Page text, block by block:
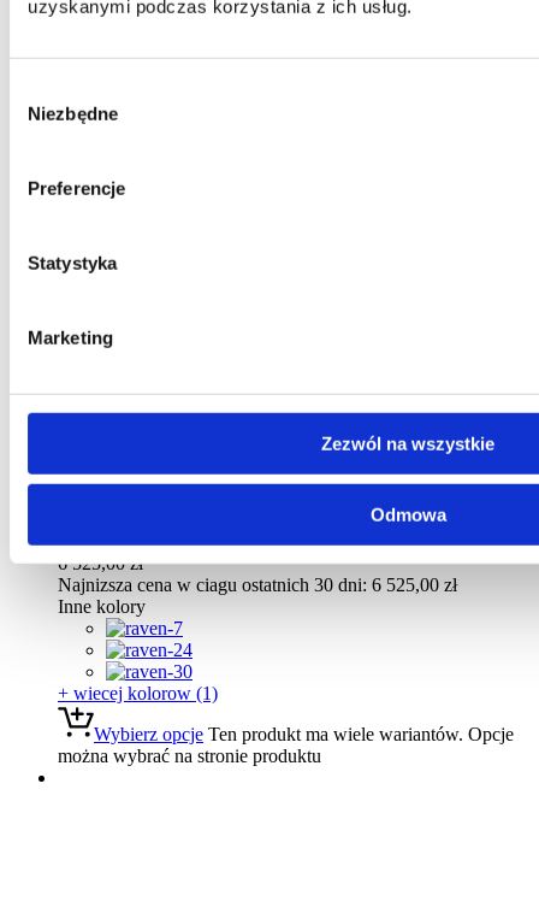
uzyskanymi podczas korzystania z ich usług.
zgody
Niezbędne
Preferencje
Statystyka
Marketing
Zezwól na wszystkie
Odmowa
Olio Primo
Nowoczesny narożnik
w kształcie litery U
Komfortowa i funkcjonalna sofa modułowa o obłych
kształtach
6 525,00zł
Najnizsza cena w ciagu ostatnich 30 dni: 6 525,00 zł
Inne kolory
+ wiecej kolorow (1)
Wybierz opcje Ten produkt ma wiele wariantów. Opcje
można wybrać na stronie produktu